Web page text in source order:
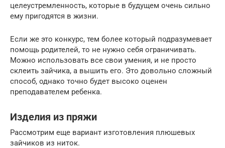
целеустремленность, которые в будущем очень сильно
ему пригодятся в жизни.
Если же это конкурс, тем более который подразумевает
помощь родителей, то не нужно себя ограничивать.
Можно использовать все свои умения, и не просто
склеить зайчика, а вышить его. Это довольно сложный
способ, однако точно будет высоко оценен
преподавателем ребенка.
Изделия из пряжи
Рассмотрим еще вариант изготовления плюшевых
зайчиков из ниток.